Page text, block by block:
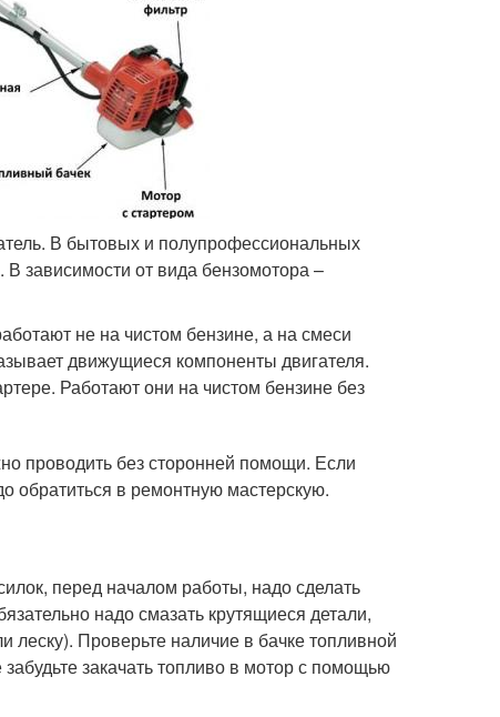
В бытовых и полупрофессиональных
зависимости от вида бензомотора –
не на чистом бензине, а на смеси
движущиеся компоненты двигателя.
Работают они на чистом бензине без
проводить без сторонней помощи. Если
обратиться в ремонтную мастерскую.
перед началом работы, надо сделать
надо смазать крутящиеся детали,
Проверьте наличие в бачке топливной
закачать топливо в мотор с помощью